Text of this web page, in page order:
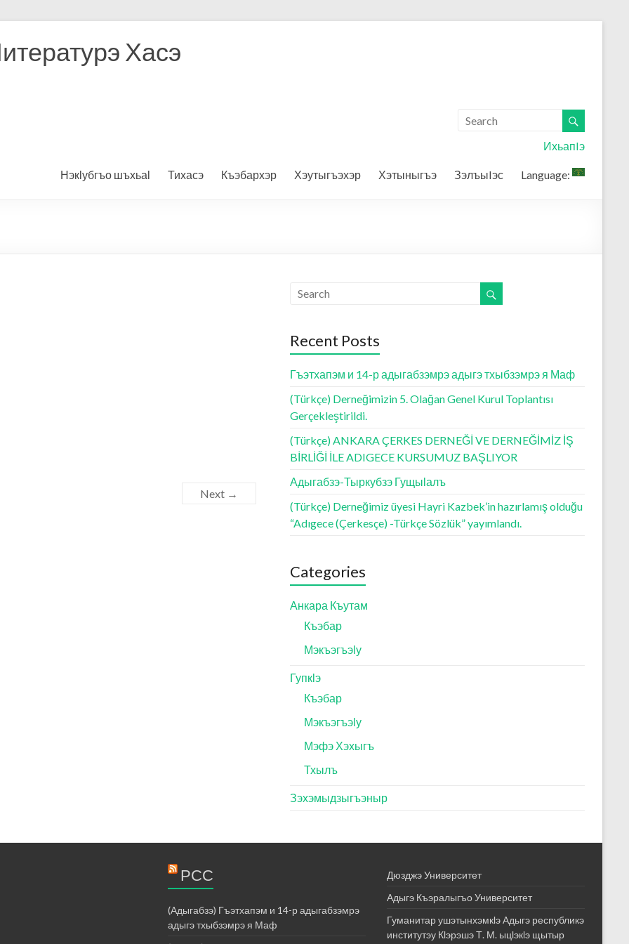
Хасэ
ИхьапIэ
Нэкӏубгъо шъхьаӏ Тихасэ Къэбархэр Хэутыгъэхэр Хэтыныгъэ ЗэлъыIэс Language:
Next →
Recent Posts
Гъэтхапэм и 14-р адыгабзэмрэ адыгэ тхыбзэмрэ я Маф
(Türkçe) Derneğimizin 5. Olağan Genel Kurul Toplantısı
Gerçekleştirildi.
(Türkçe) ANKARA ÇERKES DERNEĞİ VE DERNEĞİMİZ İŞ
BİRLİĞİ İLE ADIGECE KURSUMUZ BAŞLIYOR
Адыгабзэ-Тыркубзэ Гущыӏалъ
(Türkçe) Derneğimiz üyesi Hayri Kazbek’in hazırlamış olduğu
“Adıgece (Çerkesçe) -Türkçe Sözlük” yayımlandı.
Categories
Анкара Къутам
Къэбар
Мэкъэгъэӏу
Гупкӏэ
Къэбар
Мэкъэгъэӏу
Мэфэ Хэхыгъ
Тхылъ
Зэхэмыдзыгъэныр
РСС
(Адыгабзэ) Гъэтхапэм и 14-р адыгабзэмрэ
адыгэ тхыбзэмрэ я Маф
Дюзджэ Университет
Адыгэ Къэралыгъо Университет
Гуманитар ушэтынхэмкӏэ Адыгэ республикэ
институтэу Кӏэрэшэ Т. М. ыцӏэкӏэ щытыр